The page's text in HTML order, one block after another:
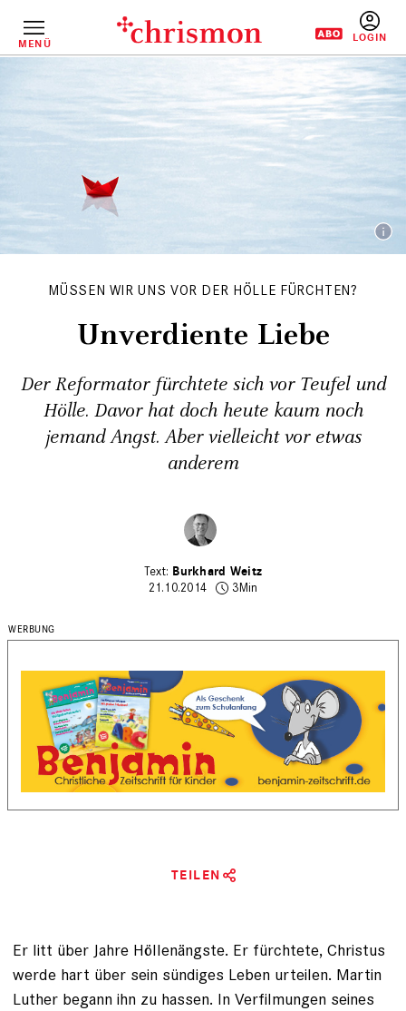
InhaltMENÜ
MÜSSEN WIR UNS VOR DER HÖLLE FÜRCHTEN?
Unverdiente Liebe
Der Reformator fürchtete sich vor Teufel und
Hölle. Davor hat doch heute kaum noch
jemand Angst. Aber vielleicht vor etwas
anderem
Burkhard Weitz
21.10.2014
3Min
TEILEN
Er litt über Jahre Höllenängste. Er fürchtete, Christus
werde hart über sein sündiges Leben urteilen. Martin
Luther begann ihn zu hassen. In Verfilmungen seines